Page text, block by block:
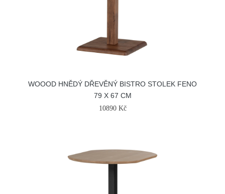
WOOOD HNĚDÝ DŘEVĚNÝ BISTRO STOLEK FENO
79 X 67 CM
10890 Kč